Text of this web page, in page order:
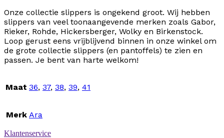
Onze collectie slippers is ongekend groot. Wij hebben
slippers van veel toonaangevende merken zoals Gabor,
Rieker, Rohde, Hickersberger, Wolky en Birkenstock.
Loop gerust eens vrijblijvend binnen in onze winkel om
de grote collectie slippers (en pantoffels) te zien en
passen. Je bent van harte welkom!
Maat 36, 37, 38, 39, 41
Merk Ara
Klantenservice